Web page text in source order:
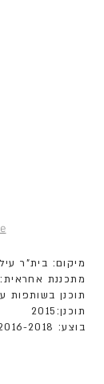
מיקום: בית"ר
מתכננת אחראית:
תוכנן בשותפות
תוכנן:2015
בוצע: 2018